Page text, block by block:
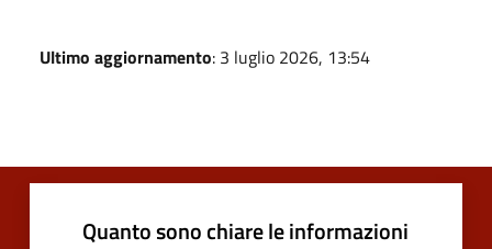
Ultimo aggiornamento: 3 luglio 2026, 13:54
Quanto sono chiare le informazioni